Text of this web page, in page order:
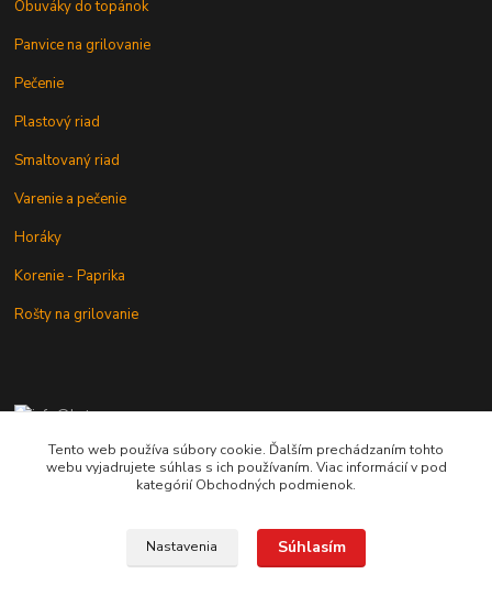
Obuváky do topánok
Panvice na grilovanie
Pečenie
Plastový riad
Smaltovaný riad
Varenie a pečenie
Horáky
Korenie - Paprika
Rošty na grilovanie
+421 902 212 007
od 8:00 - do 16:00 hod
Tento web používa súbory cookie. Ďalším prechádzaním tohto
webu vyjadrujete súhlas s ich používaním. Viac informácií v pod
kategórií Obchodných podmienok.
Nastavenia Súhlasím